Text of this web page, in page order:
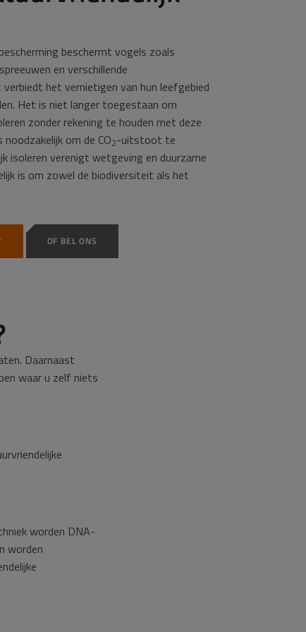
beschermt vogels zoals
en verschillende
het vernietigen van hun leefgebied
Het is niet langer toegestaan om
zonder rekening te houden met deze
om de CO2-uitstoot te
isoleren verenigt wetgeving en duurzame
is om zowel de biodiversiteit als het
OF BEL ONS
Daarnaast
waar u zelf niets
worden DNA-
worden